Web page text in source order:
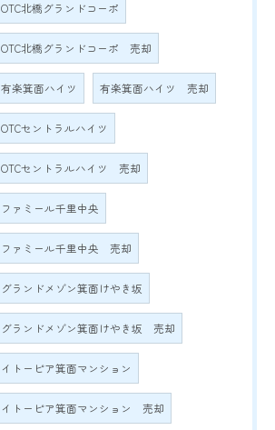
OTC北橋グランドコーポ
OTC北橋グランドコーポ 売却
有楽箕面ハイツ 有楽箕面ハイツ 売却
OTCセントラルハイツ
OTCセントラルハイツ 売却
ファミール千里中央
ファミール千里中央 売却
グランドメゾン箕面けやき坂
グランドメゾン箕面けやき坂 売却
イトーピア箕面マンション
イトーピア箕面マンション 売却